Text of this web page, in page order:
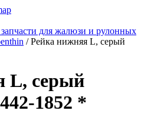
для жалюзи и рулонных
/ Рейка нижняя L, серый
L, серый
1852 *